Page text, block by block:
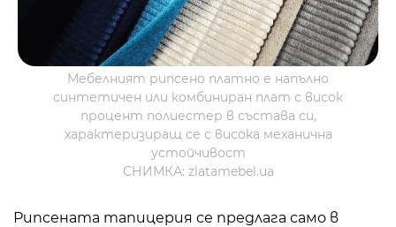
Мебелният рипсено платно е напълно
синтетичен или комбиниран плат с висок
процент полиестер в състава си,
характеризиращ се с висока механична
устойчивост
СНИМКА: zlatamebel.ua
Рипсената тапицерия се предлага само в